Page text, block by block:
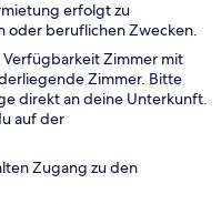
erfolgt zu
oder beruflichen Zwecken.
Zimmer mit
Zimmer. Bitte
direkt an deine Unterkunft.
auf der
Zugang zu den